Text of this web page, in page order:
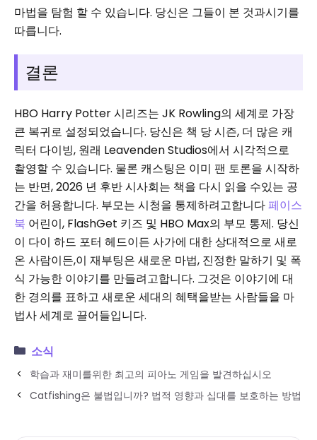
마법을 탐험 할 수 있습니다. 당신은 그들이 본 것과시기를
따릅니다.
결론
HBO Harry Potter 시리즈는 JK Rowling의 세계로 가장
큰 복귀로 설정되었습니다. 당신은 책 당 시즌, 더 많은 캐
릭터 다이빙, 원래 Leavenden Studios에서 시각적으로
촬영할 수 있습니다. 물론 캐스팅은 이미 팬 토론을 시작하
는 반면, 2026 년 후반 시사회는 책을 다시 읽을 수있는 공
간을 허용합니다. 부모는 시청을 통제하려고합니다페이스
북 어린이, FlashGet 키즈 및 HBO Max의 부모 통제. 당신
이 다이 하드 포터 헤드이든 사가에 대한 상대적으로 새로
온 사람이든,이 재부팅은 새로운 마법, 진정한 말하기 및 폭
식 가능한 이야기를 만들려고합니다. 그것은 이야기에 대
한 경의를 표하고 새로운 세대의 혜택을받는 사람들을 마
법사 세계로 끌어들입니다.
소식
학습과 재미를위한 최고의 피아노 게임을 발견하십시오
Catfishing은 불법입니까? 법적 영향과 십대를 보호하는 방법